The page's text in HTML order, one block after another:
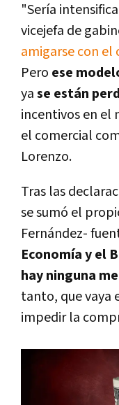
"Sería
vicejefa de
amigarse con el
Pero ese
yase están
incentivos en el
el comercial
Lorenzo.
Tras las
se sumó el
Fernández-
Economía y el
hay ninguna
tanto, que vaya
impedir la